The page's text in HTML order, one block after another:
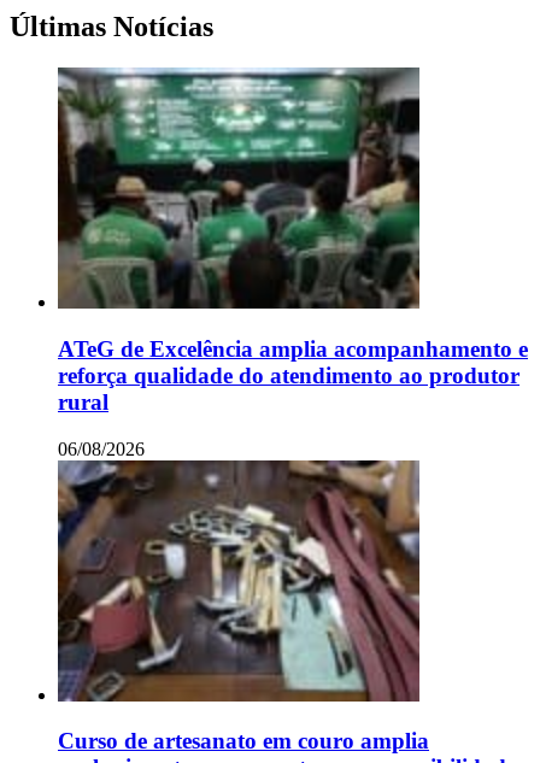
Últimas Notícias
ATeG de Excelência amplia acompanhamento e
reforça qualidade do atendimento ao produtor
rural
06/08/2026
Curso de artesanato em couro amplia